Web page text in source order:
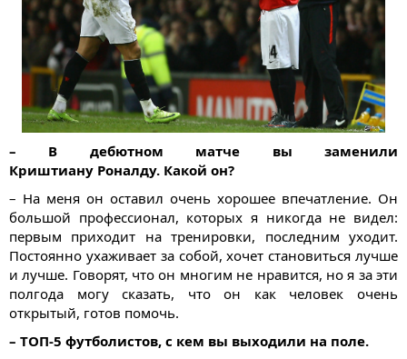
– В дебютном матче вы заменили
Криштиану Роналду. Какой он?
– На меня он оставил очень хорошее впечатление. Он
большой профессионал, которых я никогда не видел:
первым приходит на тренировки, последним уходит.
Постоянно ухаживает за собой, хочет становиться лучше
и лучше. Говорят, что он многим не нравится, но я за эти
полгода могу сказать, что он как человек очень
открытый, готов помочь.
– ТОП-5 футболистов, с кем вы выходили на поле.